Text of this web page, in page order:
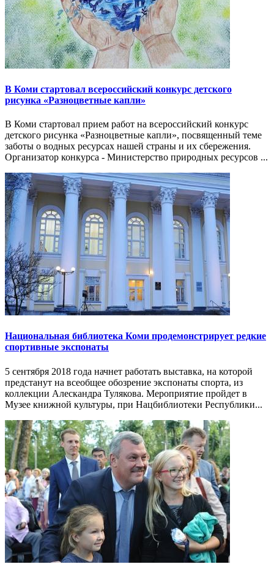
В Коми стартовал всероссийский конкурс детского
рисунка «Разноцветные капли»
В Коми стартовал прием работ на всероссийский конкурс
детского рисунка «Разноцветные капли», посвященный теме
заботы о водных ресурсах нашей страны и их сбережения.
Организатор конкурса - Министерство природных ресурсов ...
Национальная библиотека Коми продемонстрирует редкие
спортивные экспонаты
5 сентября 2018 года начнет работать выставка, на которой
предстанут на всеобщее обозрение экспонаты спорта, из
коллекции Алескандра Тулякова. Мероприятие пройдет в
Музее книжной культуры, при Нацбиблиотеки Республики...